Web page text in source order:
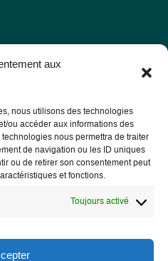
aux
nous utilisons des technologies
ou accéder aux informations des
nous permettra de traiter
de navigation ou les ID uniques
ou de retirer son consentement peut
et fonctions.
Toujours activé